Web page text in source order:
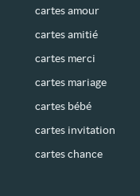
cartes amour
cartes amitié
cartes merci
cartes mariage
cartes bébé
cartes invitation
cartes chance